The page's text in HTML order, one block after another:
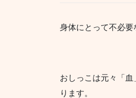
身体にとって不必要
おしっこは元々「
ります。